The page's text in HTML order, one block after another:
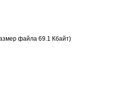
файла 69.1 Кбайт)